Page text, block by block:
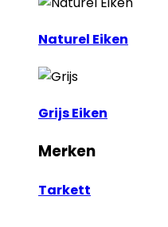
Naturel Eiken
Grijs Eiken
Merken
Tarkett